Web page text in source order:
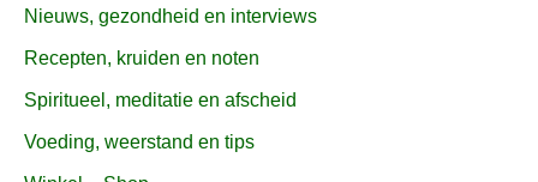
Nieuws, gezondheid en interviews
Recepten, kruiden en noten
Spiritueel, meditatie en afscheid
Voeding, weerstand en tips